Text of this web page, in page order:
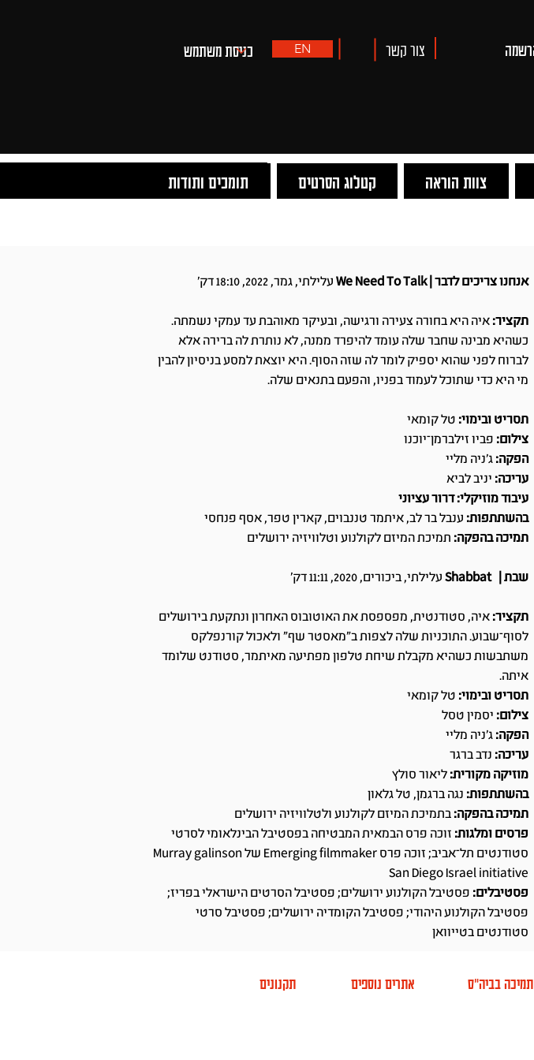
EN צור קשר
אנחנו צריכים לדבר | We Need To Talk עלילתי, גמר, 2022, 18:10 דק'
תקציר: איה היא בחורה צעירה ורגישה, ובעיקר מאוהבת עד עמקי נשמתה.
כשהיא מבינה שחבר שלה עומד להיפרד ממנה, לא נותרת לה ברירה אלא
לברוח לפני שהוא יספיק לומר לה שזה הסוף. היא יוצאת למסע בניסיון להבין
מי היא כדי שתוכל לעמוד בפניו, והפעם בתנאים שלה.
תסריט ובימוי: טל קומאי
צילום: פביו זילברמן־יוכנו
הפקה: ג'ניה מליי
עריכה: יניב לביא
עיבוד מוזיקלי: דרור עציוני
בהשתתפות: ענבל בר לב, איתמר טננבוים, קארין טפר, אסף פנחסי
תמיכה בהפקה: תמיכת המיזם לקולנוע וטלוויזיה ירושלים
שבת | Shabbat עלילתי, ביכורים, 2020, 11:11 דק'
תקציר: איה, סטודנטית, מפספסת את האוטובוס האחרון ונתקעת בירושלים
לסוף־שבוע. התוכניות שלה לצפות ב"מאסטר שף" ולאכול קורנפלקס
משתבשות כשהיא מקבלת שיחת טלפון מפתיעה מאיתמר, סטודנט שלומד
איתה.
תסריט ובימוי: טל קומאי
צילום: יסמין טסל
הפקה: ג'ניה מליי
עריכה: נדב ברגר
מוזיקה מקורית: ליאור סולץ
בהשתתפות: נגה ברגמן, טל גלאון
תמיכה בהפקה: בתמיכת המיזם לקולנוע ולטלוויזיה ירושלים
פרסים ומלגות: זוכה פרס הבמאית המבטיחה בפסטיבל הבינלאומי לסרטי
סטודנטים תל־אביב; זוכה פרס Emerging filmmaker של Murray galinson
San Diego Israel initiative
פסטיבלים: פסטיבל הקולנוע ירושלים; פסטיבל הסרטים הישראלי בפריז;
פסטיבל הקולנוע היהודי; פסטיבל הקומדיה ירושלים; פסטיבל סרטי
סטודנטים בטייוואן
צוות הוראה קטלוג הסרטים תומכים ותודות
תקנונים אתרים נוספים תמיכה בביה"ס